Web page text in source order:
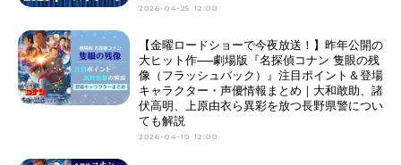
2026-04-25 12:00
【金曜ロードショーで今夜放送！】昨年公開の
大ヒット作──劇場版『名探偵コナン 隻眼の残
像（フラッシュバック）』注目ポイント＆登場
キャラクター・声優情報まとめ｜大和敢助、諸
伏高明、上原由衣ら異彩を放つ長野県警につい
ても解説
2026-04-10 12:00